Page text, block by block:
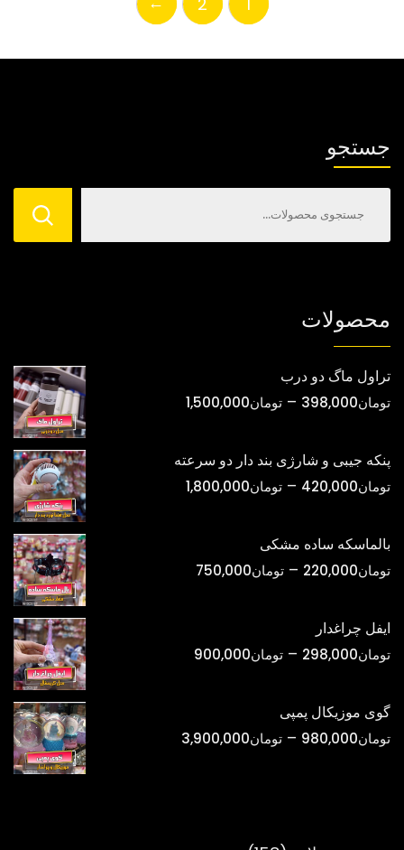
می
گزینه
صفحه
گزینه
صفحه
محصول
انتخاب
جستجو
محصولات
تراول ماگ دو درب
تومان398,000
– تومان1,500,000محدوده
پنکه جیبی و شارژی بند دار دو سرعته
تومان420,000
– تومان1,800,000محدوده
تومان420,000
بالماسکه ساده مشکی
تومان220,000
– تومان750,000
تومان750,000
ایفل چراغدار
تومان298,000
– تومان900,000
تومان900,000
گوی موزیکال پمپی
تومان980,000
– تومان3,900,000